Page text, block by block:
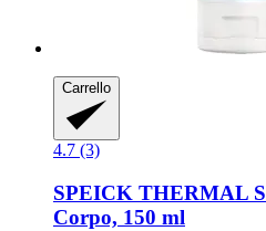
Carrello
4.7 (3)
SPEICK THERMAL
Corpo, 150 ml